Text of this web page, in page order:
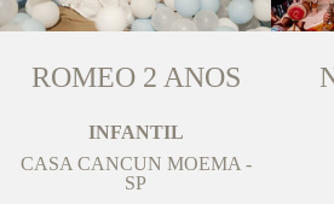
ROMEO 2 ANOS
INFANTIL
CASA CANCUN MOEMA -
SP